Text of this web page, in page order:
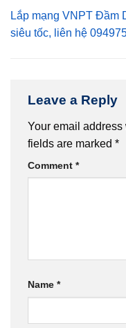
Lắp mạng VNPT Đầm
siêu tốc, liên hệ
Leave a Reply
Your email
fields are marked *
Comment *
Name *